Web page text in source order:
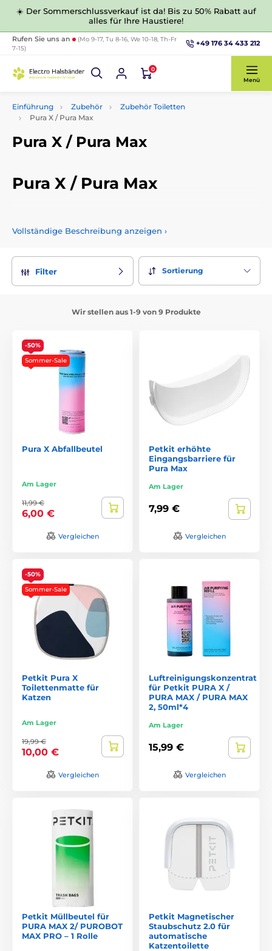
☀️ Der Sommerschlussverkauf ist da! Bis zu 50% Rabatt auf
alles für Ihre Haustiere!
Rufen Sie uns an
(Mo 9-17, Tu 8-16, We 10-18, Th-Fr
7-15)
+49 176 34 433 212
0
Menü
Einführung Zubehör
Zubehör Toiletten
Pura X / Pura Max
Pura X / Pura Max
Pura X / Pura Max
Vollständige Beschreibung anzeigen ›
Filter Sortierung
Wir stellen aus 1-9 von 9 Produkte
-50%
Sommer-Sale
Pura X Abfallbeutel
Am Lager
11,99 €
6,00 €
Vergleichen
Petkit erhöhte
Eingangsbarriere für
Pura Max
Am Lager
7,99 €
Vergleichen
-50%
Sommer-Sale
Petkit Pura X
Toilettenmatte für
Katzen
Am Lager
19,99 €
10,00 €
Vergleichen
Luftreinigungskonzentrat
für Petkit PURA X /
PURA MAX / PURA MAX
2, 50ml*4
Am Lager
15,99 €
Vergleichen
Petkit Müllbeutel für
PURA MAX 2/ PUROBOT
MAX PRO – 1 Rolle
Petkit Magnetischer
Staubschutz 2.0 für
automatische
Katzentoilette